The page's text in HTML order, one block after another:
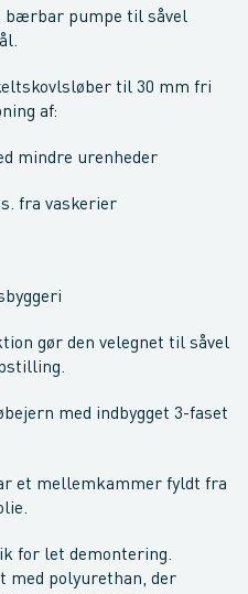
bærbar pumpe til såvel
til 30 mm fri
af:
mindre urenheder
fra vaskerier
gør den velegnet til såvel
med indbygget 3-faset
et mellemkammer fyldt fra
for let demontering.
med polyurethan, der